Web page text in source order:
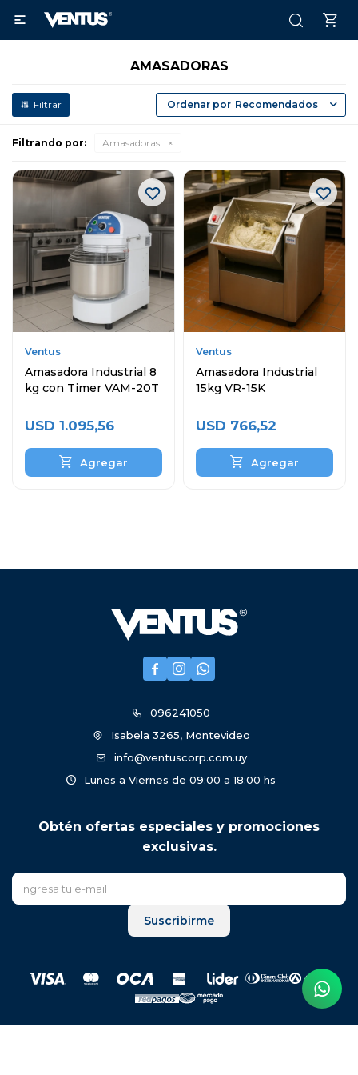

AMASADORAS
Recomendados
Filtrando por: Amasadoras
Ventus
Amasadora Industrial 8
kg con Timer VAM-20T
USD 1.095,56
Ventus
Amasadora Industrial
15kg VR-15K
USD 766,52
  
096241050
Isabela 3265, Montevideo
info@ventuscorp.com.uy
Lunes a Viernes de 09:00 a 18:00 hs
Obtén ofertas especiales y promociones
exclusivas.
Suscribirme